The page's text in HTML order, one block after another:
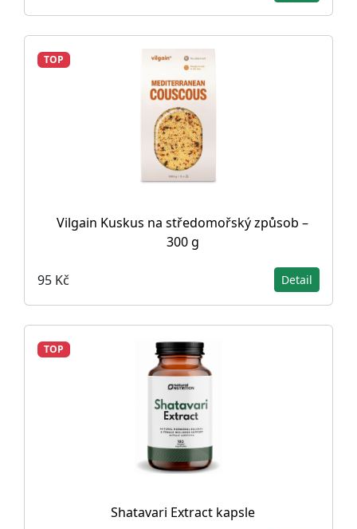
TOP
Vilgain Kuskus na středomořský způsob –
300 g
95 Kč Detail
TOP
Shatavari Extract kapsle